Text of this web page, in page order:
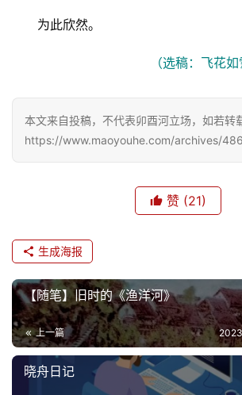
为此欣然。
（选稿：飞花如
本文来自投稿，不代表卯酉河立场，如若转
https://www.maoyouhe.com/archives/
赞 (21)
生成海报
【随笔】旧时的《渔洋河》
上一篇
晓舟日记